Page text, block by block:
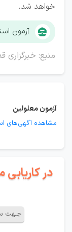
خواهد شد.
آزمون
منبع: خبرگزاری
آزمون معلولین
مشاهده آگهی‌های
در کاریابی
جـهت